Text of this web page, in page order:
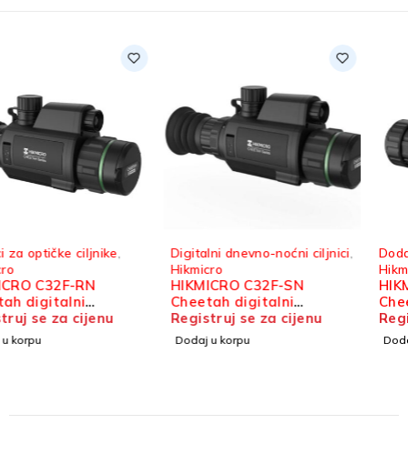
Digitalni dnevno-noćni ciljnici,
Hikmicro
HIKMICRO C32F-SN
Cheetah digitalni
dnevno-noćni ciljnik
Registruj se za cijenu
Dodaj u korpu
Dodaci za optičke ciljnike
Hikmicro
HIKMICRO C32F-N
Cheetah digitalni
dodatak za optički ciljnik
Registruj se za cijenu
Dodaj u korpu